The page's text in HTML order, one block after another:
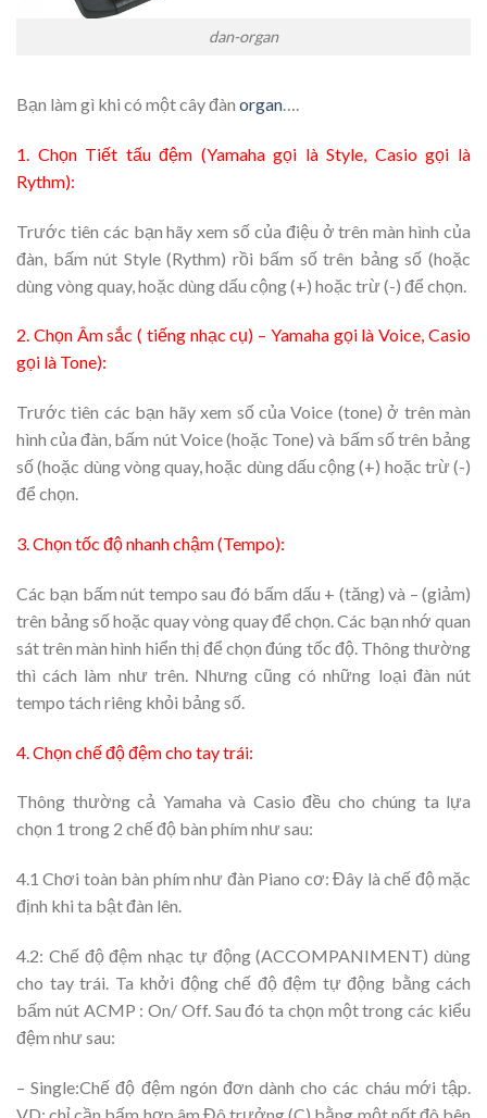
dan-organ
Bạn làm gì khi có một cây đàn organ….
1. Chọn Tiết tấu đệm (Yamaha gọi là Style, Casio gọi là
Rythm):
Trước tiên các bạn hãy xem số của điệu ở trên màn hình của
đàn, bấm nút Style (Rythm) rồi bấm số trên bảng số (hoặc
dùng vòng quay, hoặc dùng dấu cộng (+) hoặc trừ (-) để chọn.
2. Chọn Âm sắc ( tiếng nhạc cụ) – Yamaha gọi là Voice, Casio
gọi là Tone):
Trước tiên các bạn hãy xem số của Voice (tone) ở trên màn
hình của đàn, bấm nút Voice (hoặc Tone) và bấm số trên bảng
số (hoặc dùng vòng quay, hoặc dùng dấu cộng (+) hoặc trừ (-)
để chọn.
3. Chọn tốc độ nhanh chậm (Tempo):
Các bạn bấm nút tempo sau đó bấm dấu + (tăng) và – (giảm)
trên bảng số hoặc quay vòng quay để chọn. Các bạn nhớ quan
sát trên màn hình hiển thị để chọn đúng tốc độ. Thông thường
thì cách làm như trên. Nhưng cũng có những loại đàn nút
tempo tách riêng khỏi bảng số.
4. Chọn chế độ đệm cho tay trái:
Thông thường cả Yamaha và Casio đều cho chúng ta lựa
chọn 1 trong 2 chế độ bàn phím như sau:
4.1 Chơi toàn bàn phím như đàn Piano cơ: Đây là chế độ mặc
định khi ta bật đàn lên.
4.2: Chế độ đệm nhạc tự động (ACCOMPANIMENT) dùng
cho tay trái. Ta khởi động chế độ đệm tự động bằng cách
bấm nút ACMP : On/ Off. Sau đó ta chọn một trong các kiểu
đệm như sau:
– Single:Chế độ đệm ngón đơn dành cho các cháu mới tập.